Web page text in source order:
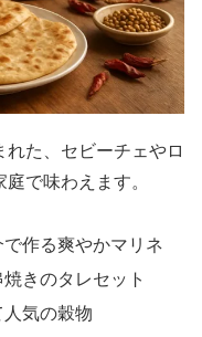
た、セビーチェやロ
で味わえます。
で作る爽やかマリネ
焼きのタレセット
人気の穀物